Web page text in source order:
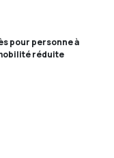
pour personne à
réduite